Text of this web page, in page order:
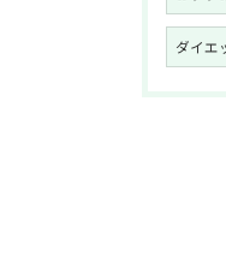
ダイエ